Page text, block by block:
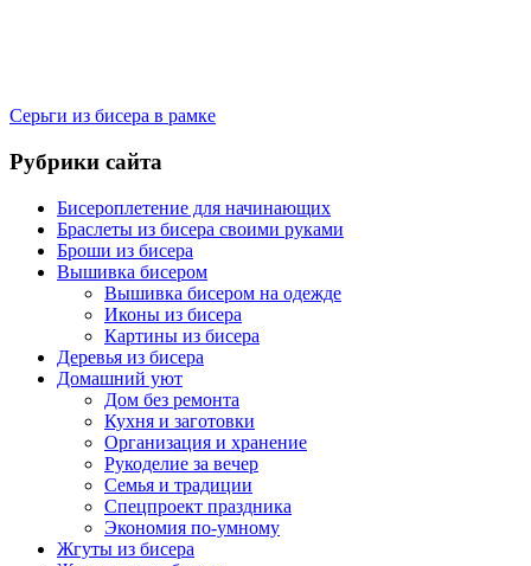
Серьги из бисера в рамке
Рубрики сайта
Бисероплетение для начинающих
Браслеты из бисера своими руками
Броши из бисера
Вышивка бисером
Вышивка бисером на одежде
Иконы из бисера
Картины из бисера
Деревья из бисера
Домашний уют
Дом без ремонта
Кухня и заготовки
Организация и хранение
Рукоделие за вечер
Семья и традиции
Спецпроект праздника
Экономия по-умному
Жгуты из бисера